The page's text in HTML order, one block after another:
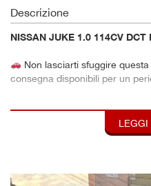
Descrizione
NISSAN JUKE 1.0 114CV DCT
Non lasciarti sfuggire
consegna disponibili per un
un numero limitato di clienti.
alla formula di finanziamento
veicoli disponibili, le condizioni
LEGGI